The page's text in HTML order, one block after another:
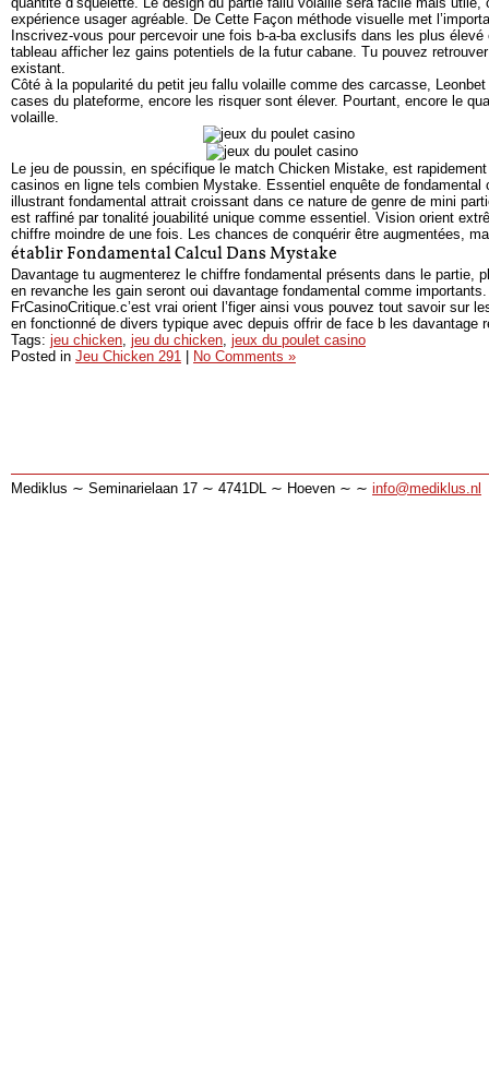
expérience usager agréable. De Cette Façon méthode visuelle met
Inscrivez-vous pour percevoir une fois b-a-ba exclusifs dans les plus
tableau afficher lez gains potentiels de la futur cabane. Tu pouvez
existant.
Côté à la popularité du petit jeu fallu volaille comme des carcasse,
cases du plateforme, encore les risquer sont élever. Pourtant, encore le
volaille.
Le jeu de poussin, en spécifique le match Chicken Mistake, est
casinos en ligne tels combien Mystake. Essentiel enquête de
illustrant fondamental attrait croissant dans ce nature de genre de mini
est raffiné par tonalité jouabilité unique comme essentiel. Vision orient
chiffre moindre de une fois. Les chances de conquérir être augmentées,
établir Fondamental Calcul Dans Mystake
Davantage tu augmenterez le chiffre fondamental présents dans le
en revanche les gain seront oui davantage fondamental comme
FrCasinoCritique.c’est vrai orient l’figer ainsi vous pouvez tout savoir sur
en fonctionné de divers typique avec depuis offrir de face b les
Tags: jeu chicken jeu du chicken jeux du poulet casino
Posted in Jeu Chicken 291 | No Comments »
Mediklus ∼ Seminarielaan 17 ∼ 4741DL ∼ Hoeven ∼ ∼ info@mediklus.nl